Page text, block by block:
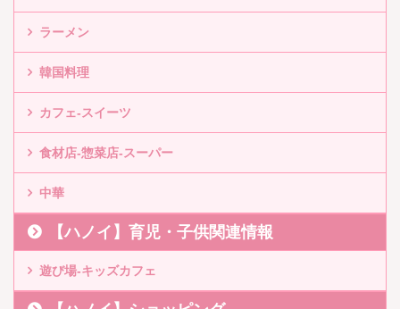
ラーメン
韓国料理
カフェ-スイーツ
食材店-惣菜店-スーパー
中華
【ハノイ】育児・子供関連情報
遊び場-キッズカフェ